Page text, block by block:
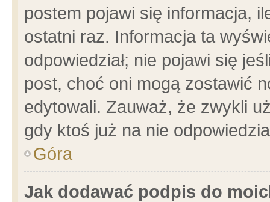
postem pojawi się informacja,
ostatni raz. Informacja ta
odpowiedział; nie pojawi się
post, choć oni mogą zostawić
edytowali. Zauważ, że zwykli
gdy ktoś już na nie
Góra
Jak dodawać podpis do